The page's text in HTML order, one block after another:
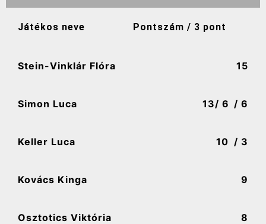
Játékos neve Pontszám / 3 pont
Stein-Vinklár Flóra 15
Simon Luca 13/ 6 / 6
Keller Luca 10 / 3
Kovács Kinga 9
Osztotics Viktória 8